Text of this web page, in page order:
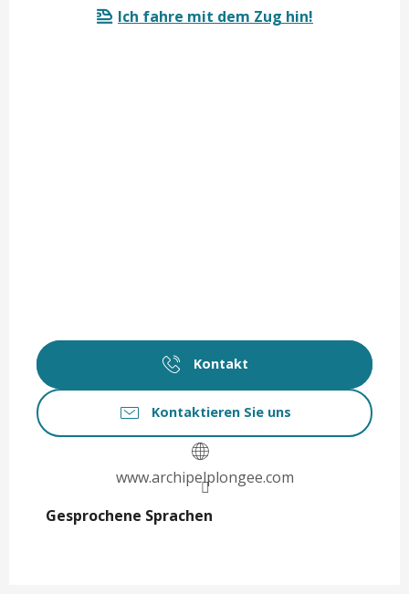
Ich fahre mit dem Zug hin!
Kontakt
Kontaktieren Sie uns
www.archipelplongee.com
Gesprochene Sprachen
Gesprochene Sprachen